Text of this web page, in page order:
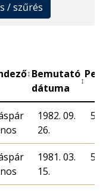
/ szűrés
↕ Bemutató
dátuma
↕
Perc
1982. 09.
26.
57
1981. 03.
15.
55